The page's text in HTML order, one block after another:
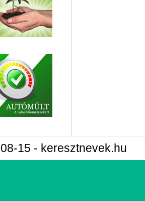
15 - keresztnevek.hu